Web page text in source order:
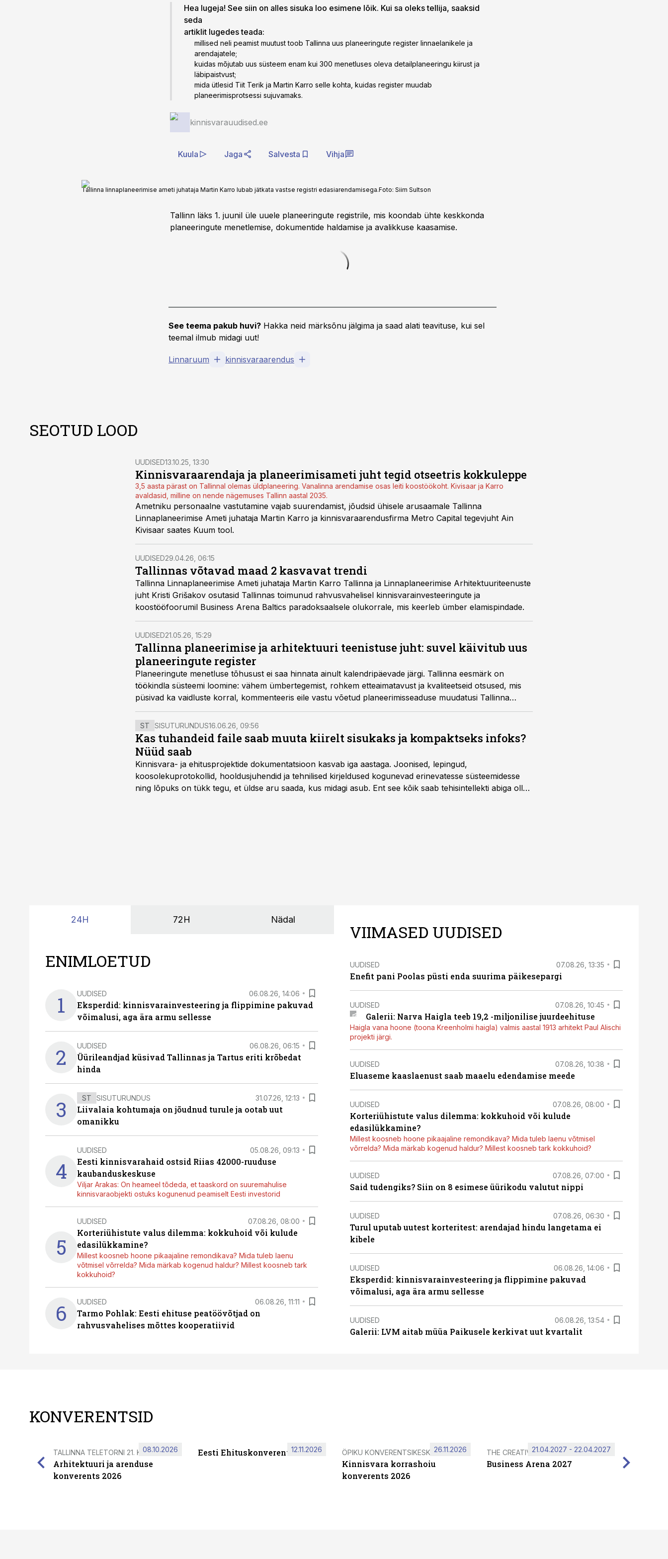
Hea lugeja! See siin on alles sisuka loo esimene lõik. Kui sa oleks tellija, saaksid
seda
artiklit lugedes teada:
millised neli peamist muutust toob Tallinna uus planeeringute register linnaelanikele ja
arendajatele;
kuidas mõjutab uus süsteem enam kui 300 menetluses oleva detailplaneeringu kiirust ja
läbipaistvust;
mida ütlesid Tiit Terik ja Martin Karro selle kohta, kuidas register muudab
planeerimisprotsessi sujuvamaks.
kinnisvarauudised.ee
Kuula Jaga Salvesta Vihja
Tallinna linnaplaneerimise ameti juhataja Martin Karro lubab jätkata vastse registri edasiarendamisega.Foto: Siim Sultson
Tallinn läks 1. juunil üle uuele planeeringute registrile, mis koondab ühte keskkonda
planeeringute menetlemise, dokumentide haldamise ja avalikkuse kaasamise.
See teema pakub huvi? Hakka neid märksõnu jälgima ja saad alati teavituse, kui sel
teemal ilmub midagi uut!
Linnaruum kinnisvaraarendus
SEOTUD LOOD
UUDISED13.10.25, 13:30
Kinnisvaraarendaja ja planeerimisameti juht tegid otseetris kokkuleppe
3,5 aasta pärast on Tallinnal olemas üldplaneering. Vanalinna arendamise osas leiti koostöökoht. Kivisaar ja Karro
avaldasid, milline on nende nägemuses Tallinn aastal 2035.
Ametniku personaalne vastutamine vajab suurendamist, jõudsid ühisele arusaamale Tallinna
Linnaplaneerimise Ameti juhataja Martin Karro ja kinnisvaraarendusfirma Metro Capital tegevjuht Ain
Kivisaar saates Kuum tool.
UUDISED29.04.26, 06:15
Tallinnas võtavad maad 2 kasvavat trendi
Tallinna Linnaplaneerimise Ameti juhataja Martin Karro Tallinna ja Linnaplaneerimise Arhitektuuriteenuste
juht Kristi Grišakov osutasid Tallinnas toimunud rahvusvahelisel kinnisvarainvesteeringute ja
koostööfoorumil Business Arena Baltics paradoksaalsele olukorrale, mis keerleb ümber elamispindade.
UUDISED21.05.26, 15:29
Tallinna planeerimise ja arhitektuuri teenistuse juht: suvel käivitub uus
planeeringute register
Planeeringute menetluse tõhusust ei saa hinnata ainult kalendripäevade järgi. Tallinna eesmärk on
töökindla süsteemi loomine: vähem ümbertegemist, rohkem etteaimatavust ja kvaliteetseid otsused, mis
püsivad ka vaidluste korral, kommenteeris eile vastu võetud planeerimisseaduse muudatusi Tallinna
planeerimise ja arhitektuuri teenistuse juht Kristi Grišakov.
ST SISUTURUNDUS16.06.26, 09:56
Kas tuhandeid faile saab muuta kiirelt sisukaks ja kompaktseks infoks?
Nüüd saab
Kinnisvara- ja ehitusprojektide dokumentatsioon kasvab iga aastaga. Joonised, lepingud,
koosolekuprotokollid, hooldusjuhendid ja tehnilised kirjeldused kogunevad erinevatesse süsteemidesse
ning lõpuks on tükk tegu, et üldse aru saada, kus midagi asub. Ent see kõik saab tehisintellekti abiga olla
24H 72H Nädal
ENIMLOETUD
1 UUDISED 06.08.26, 14:06
Eksperdid: kinnisvarainvesteering ja flippimine pakuvad
võimalusi, aga ära armu sellesse
2 UUDISED 06.08.26, 06:15
Üürileandjad küsivad Tallinnas ja Tartus eriti krõbedat
hinda
3 ST SISUTURUNDUS 31.07.26, 12:13
Liivalaia kohtumaja on jõudnud turule ja ootab uut
omanikku
4
UUDISED 05.08.26, 09:13
Eesti kinnisvarahaid ostsid Riias 42000-ruuduse
kaubanduskeskuse
Viljar Arakas: On heameel tõdeda, et taaskord on suuremahulise
kinnisvaraobjekti ostuks kogunenud peamiselt Eesti investorid
5
UUDISED 07.08.26, 08:00
Korteriühistute valus dilemma: kokkuhoid või kulude
edasilükkamine?
Millest koosneb hoone pikaajaline remondikava? Mida tuleb laenu
võtmisel võrrelda? Mida märkab kogenud haldur? Millest koosneb tark
kokkuhoid?
6 UUDISED 06.08.26, 11:11
Tarmo Pohlak: Eesti ehituse peatöövõtjad on
rahvusvahelises mõttes kooperatiivid
VIIMASED UUDISED
UUDISED 07.08.26, 13:35
Enefit pani Poolas püsti enda suurima päikesepargi
UUDISED 07.08.26, 10:45
Galerii: Narva Haigla teeb 19,2 -miljonilise juurdeehituse
Haigla vana hoone (toona Kreenholmi haigla) valmis aastal 1913 arhitekt Paul Alischi
projekti järgi.
UUDISED 07.08.26, 10:38
Eluaseme kaaslaenust saab maaelu edendamise meede
UUDISED 07.08.26, 08:00
Korteriühistute valus dilemma: kokkuhoid või kulude
edasilükkamine?
Millest koosneb hoone pikaajaline remondikava? Mida tuleb laenu võtmisel
võrrelda? Mida märkab kogenud haldur? Millest koosneb tark kokkuhoid?
UUDISED 07.08.26, 07:00
Said tudengiks? Siin on 8 esimese üürikodu valutut nippi
UUDISED 07.08.26, 06:30
Turul uputab uutest korteritest: arendajad hindu langetama ei
kibele
UUDISED 06.08.26, 14:06
Eksperdid: kinnisvarainvesteering ja flippimine pakuvad
võimalusi, aga ära armu sellesse
UUDISED 06.08.26, 13:54
Galerii: LVM aitab müüa Paikusele kerkivat uut kvartalit
KONVERENTSID
TALLINNA TELETORNI 21. KORRUSEL
Arhitektuuri ja arenduse
konverents 2026
08.10.2026 Eesti Ehituskonverents 2026
12.11.2026 ÖPIKU KONVERENTSIKESKUS
Kinnisvara korrashoiu
konverents 2026
26.11.2026 THE CREATIVE HUB
Business Arena 2027
21.04.2027 - 22.04.2027